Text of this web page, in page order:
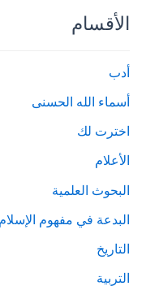
الأقسام
أدب
أسماء الله الحسنى
اخترت لك
الأعلام
البحوث العلمية
البدعة في مفهوم الإسلام
التاريخ
التربية